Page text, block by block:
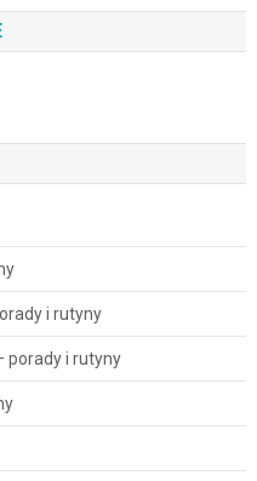
i rutyny
porady i rutyny